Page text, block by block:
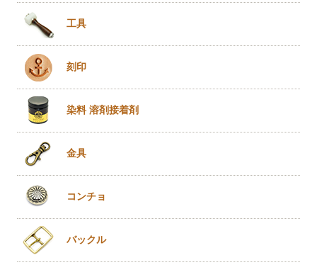
工具
刻印
染料 溶剤接着剤
金具
コンチョ
バックル